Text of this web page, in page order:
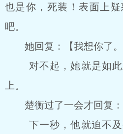
也是你，死装！表面上
吧。
她回复：【我想你了。
对不起，她就是如此
上。
楚衡过了一会才回复：
下一秒，他就迫不及